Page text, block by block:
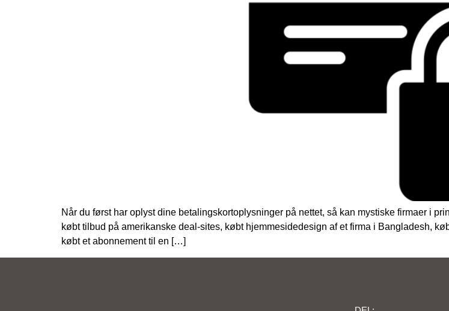
Når du først har oplyst dine betalingskortoplysninger på nettet, så kan mystiske firmaer i
købt tilbud på amerikanske deal-sites, købt hjemmesidedesign af et firma i Bangladesh,
købt et abonnement til en […]